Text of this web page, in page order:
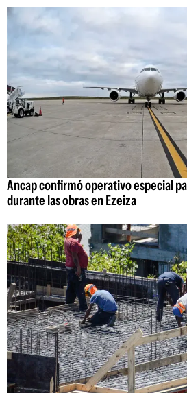
Ancap confirmó operativo especial
durante las obras en Ezeiza